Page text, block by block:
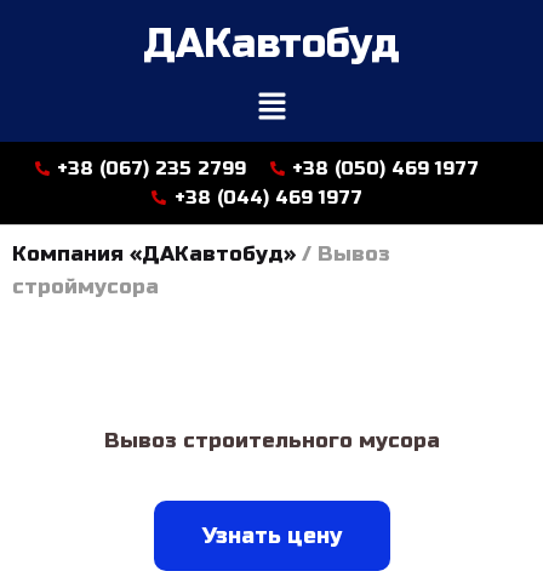
ДАКавтобуд
+38 (067) 235 2799
+38 (050) 469 1977
+38 (044) 469 1977
Компания «ДАКавтобуд» / Вывоз
строймусора
Вывоз строительного мусора
Узнать цену